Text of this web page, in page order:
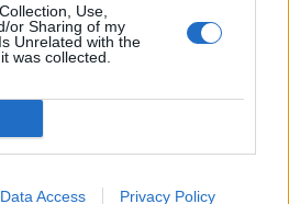
Use,
or Sharing of my
Unrelated with the
was collected.
Data Access Privacy Policy
si
l'opa di